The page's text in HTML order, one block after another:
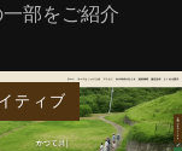
部をご紹介
ティブ